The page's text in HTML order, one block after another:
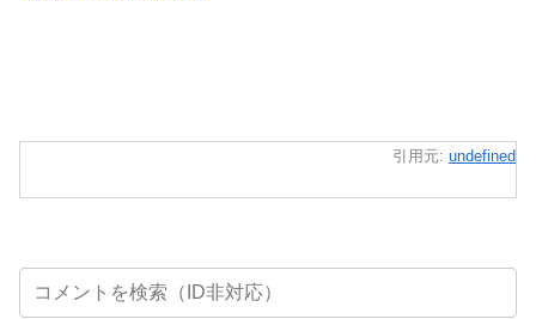
引用元: undefined